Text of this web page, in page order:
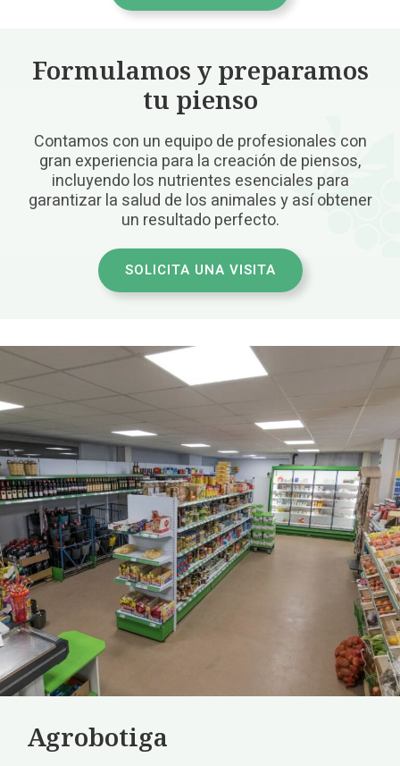
Formulamos y preparamos
tu pienso
Contamos con un equipo de profesionales con
gran experiencia para la creación de piensos,
incluyendo los nutrientes esenciales para
garantizar la salud de los animales y así obtener
un resultado perfecto.
SOLICITA UNA VISITA
Agrobotiga